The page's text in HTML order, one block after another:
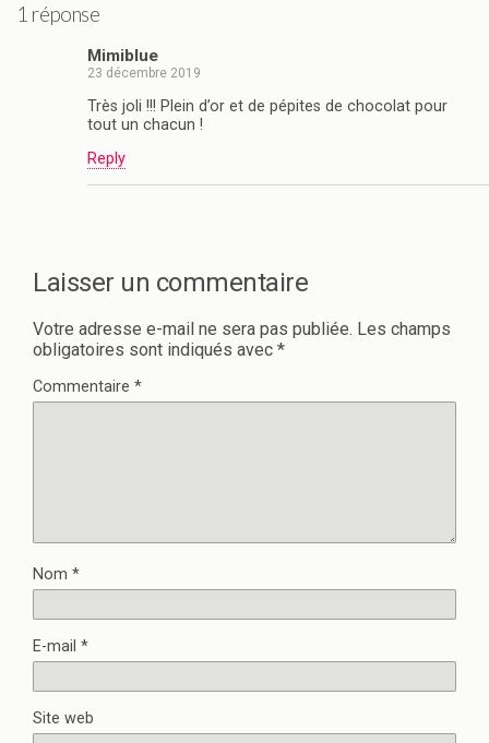
1 réponse
Mimiblue
23 décembre 2019
Très joli !!! Plein d’or et de pépites de chocolat pour
tout un chacun !
Reply
Laisser un commentaire
Votre adresse e-mail ne sera pas publiée. Les champs
obligatoires sont indiqués avec *
Commentaire *
Nom *
E-mail *
Site web